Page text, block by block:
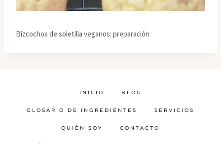
Bizcochos de soletilla veganos: preparación
INICIO BLOG
GLOSARIO DE INGREDIENTES SERVICIOS
QUIÉN SOY CONTACTO